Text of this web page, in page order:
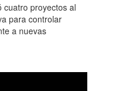
cuatro proyectos al
para controlar
a nuevas